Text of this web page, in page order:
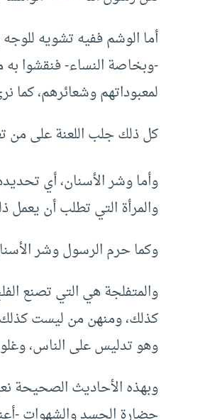
أما الوشم ففيه تشويه
-وبخاصة النساء- فنقشوا
لمعبوداتهم وشعائرهم،
كل ذلك جلب اللعنة على من
وأما وشر الأسنان، أي
والمرأة التي تطلب أن
وكما حرم الرسول وشر
والمتفلجة هي التي تصنع
كذلك، ومنهن من ليست
وهو تدليس على الناس، وغلو
وبهذه الأحاديث الصحيحة
حضارة الجسد والشهوات -